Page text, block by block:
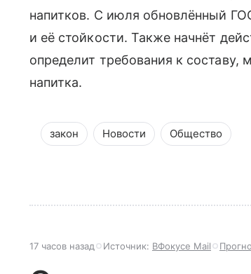
напитков. С июля обновлённый
и её стойкости. Также начнёт
определит требования к составу,
напитка.
закон Новости Общество
17 часов назад Источник: ВФокусе Mail